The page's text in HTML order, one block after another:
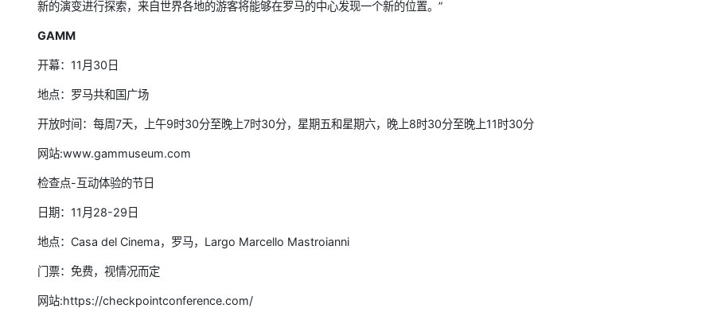
新的演变进行探索，来自世界各地的游客将能够在罗马的中心发现一个新的位置。”
GAMM
开幕：11月30日
地点：罗马共和国广场
开放时间：每周7天，上午9时30分至晚上7时30分，星期五和星期六，晚上8时30分至晚上11时30分
网站:www.gammuseum.com
检查点-互动体验的节日
日期：11月28-29日
地点：Casa del Cinema，罗马，Largo Marcello Mastroianni
门票：免费，视情况而定
网站:https://checkpointconference.com/